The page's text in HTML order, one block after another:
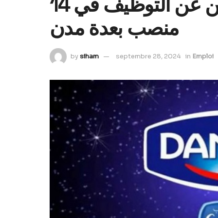
منصب بعدة مدن
bysiham septembre 28, 2024 in Emploi